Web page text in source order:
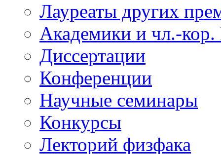
Лауреаты других
Академики и чл.-
Диссертации
Конференции
Научные семинары
Конкурсы
Лекторий физфака